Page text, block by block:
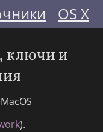
OS X
ключи и
).